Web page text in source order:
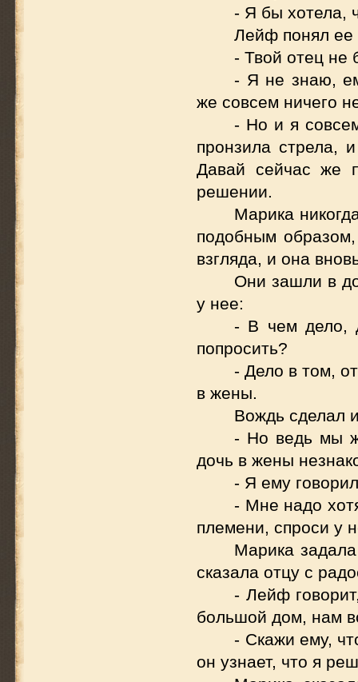
- Я бы хотела,
Лейф понял ее
- Твой отец не
- Я не знаю,
же совсем ничего
- Но и я
пронзила стрела,
Давай сейчас же
решении.
Марика
подобным
взгляда, и она
Они зашли в
у нее:
- В чем дело,
попросить?
- Дело в том,
в жены.
Вождь сделал
- Но ведь мы
дочь в жены
- Я ему
- Мне надо
племени, спроси у
Марика
сказала отцу с
- Лейф
большой дом, нам
- Скажи ему,
он узнает, что я